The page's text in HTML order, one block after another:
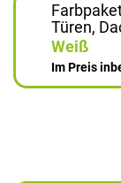
Türen,
Weiß
Im Preis